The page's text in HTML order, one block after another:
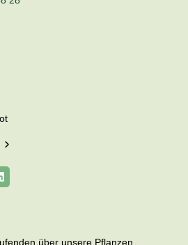
über unsere Pflanzen